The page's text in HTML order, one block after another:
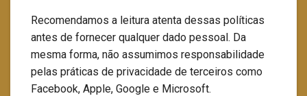
Recomendamos a leitura atenta dessas políticas
antes de fornecer qualquer dado pessoal. Da
mesma forma, não assumimos responsabilidade
pelas práticas de privacidade de terceiros como
Facebook, Apple, Google e Microsoft.